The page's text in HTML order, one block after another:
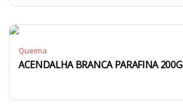
Queima
ACENDALHA BRANCA PARAFINA 200G